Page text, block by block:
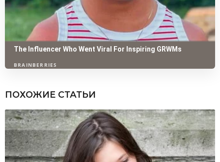
ПОХОЖИЕ СТАТЬИ